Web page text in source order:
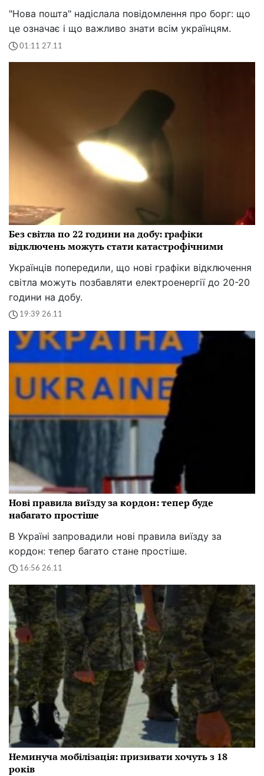
"Нова пошта" надіслала повідомлення про борг: що
це означає і що важливо знати всім українцям.
01:11 27.11
Без світла по 22 години на добу: графіки
відключень можуть стати катастрофічними
Українців попередили, що нові графіки відключення
світла можуть позбавляти електроенергії до 20-20
години на добу.
19:39 26.11
Нові правила виїзду за кордон: тепер буде
набагато простіше
В Україні запровадили нові правила виїзду за
кордон: тепер багато стане простіше.
16:56 26.11
Неминуча мобілізація: призивати хочуть з 18
років